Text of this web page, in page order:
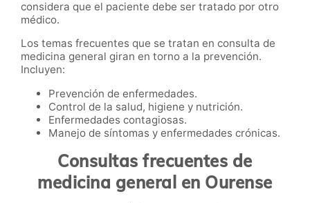
considera que el paciente debe ser tratado por otro
médico.
Los temas frecuentes que se tratan en consulta de
medicina general giran en torno a la prevención.
Incluyen:
Prevención de enfermedades.
Control de la salud, higiene y nutrición.
Enfermedades contagiosas.
Manejo de síntomas y enfermedades crónicas.
Consultas frecuentes de
medicina general en Ourense